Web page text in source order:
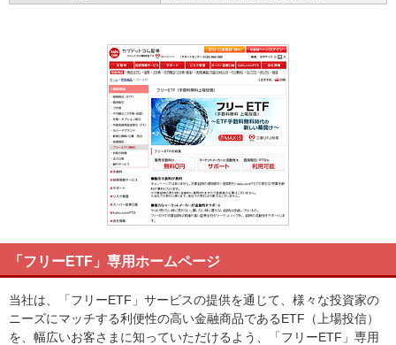
「フリーETF」専用ホームページ
当社は、「フリーETF」サービスの提供を通じて、様々な投資家の
ニーズにマッチする利便性の高い金融商品であるETF（上場投信）
を、幅広いお客さまに知っていただけるよう、「フリーETF」専用